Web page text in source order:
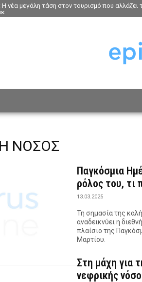
Η νέα μεγάλη τάση στον τουρισμό που αλλάζει
ΝΟΣΟΣ
Παγκόσμια
ρόλος του, τι
13.03.2025
Τη σημασία της
αναδεικνύει η
πλαίσιο της
Μαρτίου.
Στη μάχη για
νεφρικής